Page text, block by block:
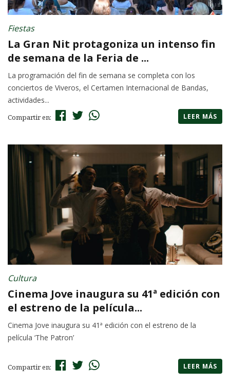
Fiestas
La Gran Nit protagoniza un intenso fin
de semana de la Feria de ...
La programación del fin de semana se completa con los
conciertos de Viveros, el Certamen Internacional de Bandas,
actividades...
Compartir en: LEER MÁS
Cultura
Cinema Jove inaugura su 41ª edición con
el estreno de la película...
Cinema Jove inaugura su 41ª edición con el estreno de la
película ‘The Patron’
Compartir en: LEER MÁS